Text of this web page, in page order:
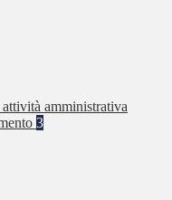
amministrativa
3